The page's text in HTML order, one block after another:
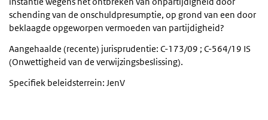
schending van de onschuldpresumptie, op grond van een door
beklaagde opgeworpen vermoeden van partijdigheid?
Aangehaalde (recente) jurisprudentie: C-173/09 ; C-564/19 IS
(Onwettigheid van de verwijzingsbeslissing).
Specifiek beleidsterrein: JenV